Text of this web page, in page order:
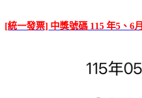
[統一發票] 中獎號碼 115 年5、6月